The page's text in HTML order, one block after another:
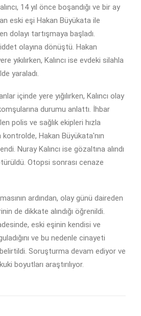
14 yıl önce boşandığı ve bir ay
eski eşi Hakan Büyükata ile
dolayı tartışmaya başladı.
olayına dönüştü. Hakan
yıkılırken, Kalıncı ise evdeki silahla
yaraladı.
içinde yere yığılırken, Kalıncı olay
durumu anlattı. İhbar
polis ve sağlık ekipleri hızla
kontrolde, Hakan Büyükata'nın
Nuray Kalıncı ise gözaltına alındı
Otopsi sonrası cenaze
ardından, olay günü daireden
de dikkate alındığı öğrenildi.
eski eşinin kendisi ve
ve bu nedenle cinayeti
Soruşturma devam ediyor ve
boyutları araştırılıyor.